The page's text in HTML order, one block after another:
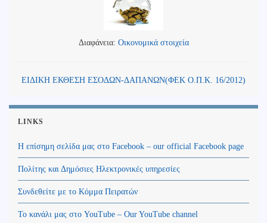
Διαφάνεια: Οικονομικά στοιχεία
ΕΙΔΙΚΗ ΕΚΘΕΣΗ ΕΣΟΔΩΝ-ΔΑΠΑΝΩΝ(ΦΕΚ Ο.Π.Κ. 16/2012)
LINKS
Η επίσημη σελίδα μας στο Facebook – our official Facebook page
Πολίτης και Δημόσιες Ηλεκτρονικές υπηρεσίες
Συνδεθείτε με το Κόμμα Πειρατών
Το κανάλι μας στο YouTube – Our YouTube channel